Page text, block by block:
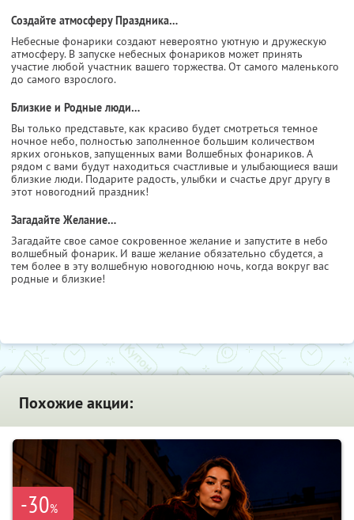
Создайте атмосферу Праздника…
Небесные фонарики создают невероятно уютную и дружескую
атмосферу. В запуске небесных фонариков может принять
участие любой участник вашего торжества. От самого маленького
до самого взрослого.
Близкие и Родные люди…
Вы только представьте, как красиво будет смотреться темное
ночное небо, полностью заполненное большим количеством
ярких огоньков, запущенных вами Волшебных фонариков. А
рядом с вами будут находиться счастливые и улыбающиеся ваши
близкие люди. Подарите радость, улыбки и счастье друг другу в
этот новогодний праздник!
Загадайте Желание…
Загадайте свое самое сокровенное желание и запустите в небо
волшебный фонарик. И ваше желание обязательно сбудется, а
тем более в эту волшебную новогоднюю ночь, когда вокруг вас
родные и близкие!
Похожие акции:
-30%